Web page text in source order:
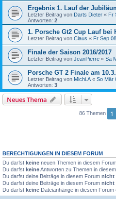
Ergebnis 1. Lauf der
Letzter Beitrag von Darts Dieter « Fr
Antworten: 2
1. Porsche Gt2 Cup Lauf bei
Letzter Beitrag von Claus « Fr Sep
Finale der Saison 2016/2017
Letzter Beitrag von JeanPierre « Sa
Porsche GT 2 Finale am
Letzter Beitrag von Michi.A « So Mär
Antworten: 3
Neues Thema
86 Themen 1
BERECHTIGUNGEN IN DIESEM FORUM
Du darfst keine neuen Themen in diesem
Du darfst keineAntworten zu Themen in
Du darfst deine Beiträge in diesem Forum nicht
Du darfst deine Beiträge in diesem Forum nicht
Du darfst keine Dateianhänge in diesem Forum